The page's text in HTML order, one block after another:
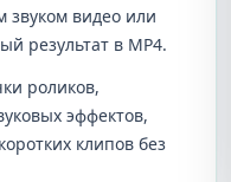
видео или
результат в MP4.
роликов,
эффектов,
клипов без